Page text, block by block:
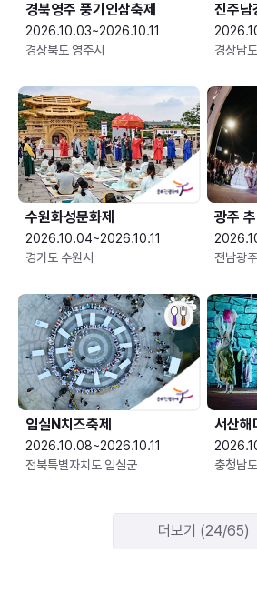
경북영주 풍기인삼축제
2026.10.03~2026.10.11
경상북도 영주시
진주남
경상남
수원화성문화제
2026.10.04~2026.10.11
경기도 수원시
광주
전남광
임실N치즈축제
2026.10.08~2026.10.11
전북특별자치도 임실군
서산해
충청남
더보기 (24/65)